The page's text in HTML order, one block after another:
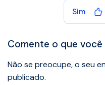
Sim
Comente o que
Não se preocupe, o seu
publicado.